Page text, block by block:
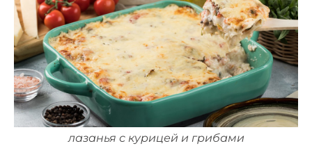
лазанья с курицей и грибами